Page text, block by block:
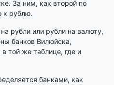
За ним, как второй по
к рублю.
рубли или рубли на валюту,
банков Вилюйска,
той же таблице, где и
банками, как